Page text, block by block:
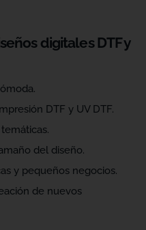
digitales DTF y
DTF y UV DTF.
del diseño.
y pequeños negocios.
de nuevos